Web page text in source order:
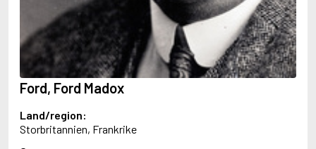
Aciman, André
Ackebo, Lena
Acker, Kathy
Ackroyd, Peter
Adam de la Halle
Adamov, Arthur
Adams, Douglas
Adams, Jane
Adams, Richard
Ford, Ford Madox
Land/region:
Storbritannien, Frankrike